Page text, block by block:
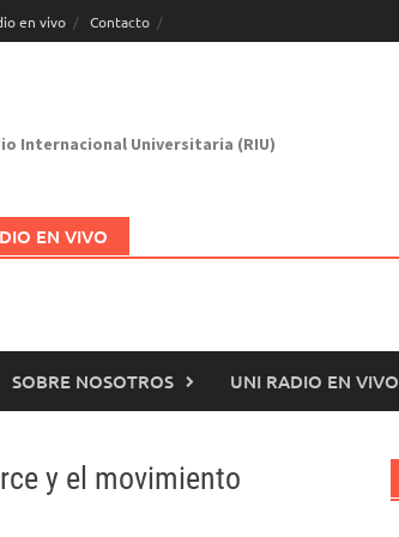
en vivo Contacto
Internacional Universitaria (RIU)
EN VIVO
SOBRE NOSOTROS UNI RADIO EN VIVO
y el movimiento